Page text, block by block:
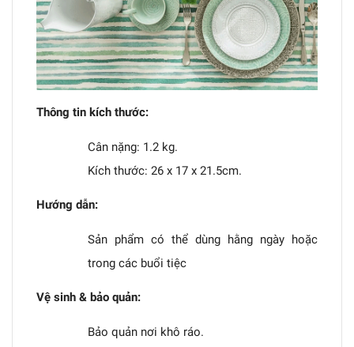
Thông tin kích thước:
Cân nặng: 1.2 kg.
Kích thước: 26 x 17 x 21.5cm.
Hướng dẫn:
Sản phẩm có thể dùng hằng ngày hoặc
trong các buổi tiệc
Vệ sinh & bảo quản:
Bảo quản nơi khô ráo.